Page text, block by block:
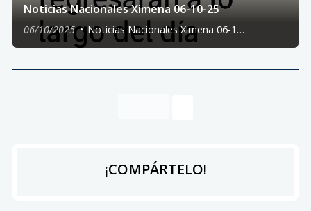
Noticias Nacionales Ximena 06-10-25
06/10/2025
Noticias Nacionales Ximena 06-10-
25
¡COMPÁRTELO!